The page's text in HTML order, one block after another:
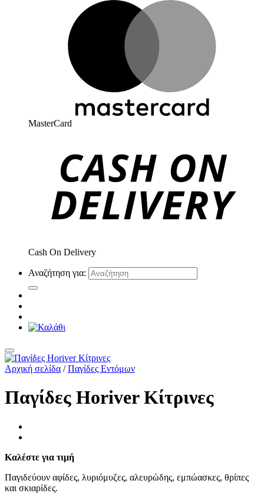
MasterCard
Cash On Delivery
Αναζήτηση για:
Αρχική σελίδα / Παγίδες Εντόμων
Παγίδες Horiver Κίτρινες
Καλέστε για τιμή
Παγιδεύουν αφίδες, λυριόμυζες, αλευρώδης, εμπώασκες, θρίπες
και σκιαρίδες.